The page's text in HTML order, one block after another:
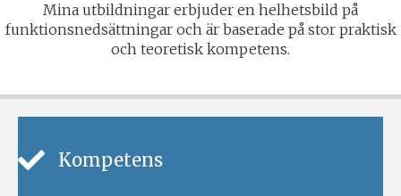
Mina utbildningar erbjuder en helhetsbild på
funktionsnedsättningar och är baserade på stor praktisk
och teoretisk kompetens.
Kompetens